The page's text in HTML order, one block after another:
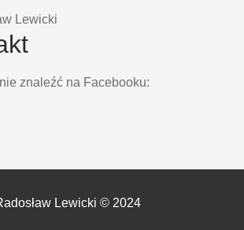
znaleźć na Facebooku:
Lewicki © 2024